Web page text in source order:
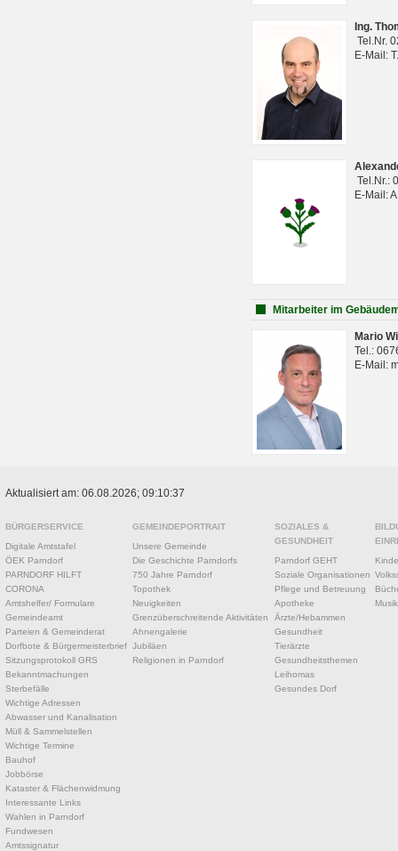
Ing.
Tel.Nr.
E-Mail:
Tel.Nr.:
E-Mail:
Mitarbeiter im
Mario
Tel.:
E-Mail:
Aktualisiert am: 06.08.2026; 09:10:37
BÜRGERSERVICE
Digitale Amtstafel
ÖEK Parndorf
PARNDORF HILFT
CORONA
Amtshelfer/ Formulare
Gemeindeamt
Parteien & Gemeinderat
Dorfbote & Bürgermeisterbrief
Sitzungsprotokoll GRS
Bekanntmachungen
Sterbefälle
Wichtige Adressen
Abwasser und Kanalisation
Müll & Sammelstellen
Wichtige Termine
Bauhof
Jobbörse
Kataster & Flächenwidmung
Interessante Links
Wahlen in Parndorf
Fundwesen
Amtssignatur
GEMEINDEPORTRAIT
Unsere Gemeinde
Die Geschichte Parndorfs
750 Jahre Parndorf
Topothek
Neuigkeiten
Grenzüberschreitende Aktivitäten
Ahnengalerie
Jubiläen
Religionen in Parndorf
SOZIALES &
GESUNDHEIT
Parndorf GEHT
Soziale Organisationen
Pflege und Betreuung
Apotheke
Ärzte/Hebammen
Gesundheit
Tierärzte
Gesundheitsthemen
Leihomas
Gesundes Dorf